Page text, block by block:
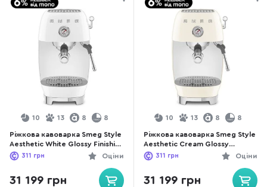
10 13 8 8
Ріжкова кавоварка Smeg Style
Aesthetic White Glossy Finishing
(ECF03WHEU)
Оціни
311 грн
31 199 грн
10 13 8 8
Ріжкова кавоварка Smeg Style
Aesthetic Cream Glossy
Finishing (ECF03CREU)
Оціни
311 грн
31 199 грн